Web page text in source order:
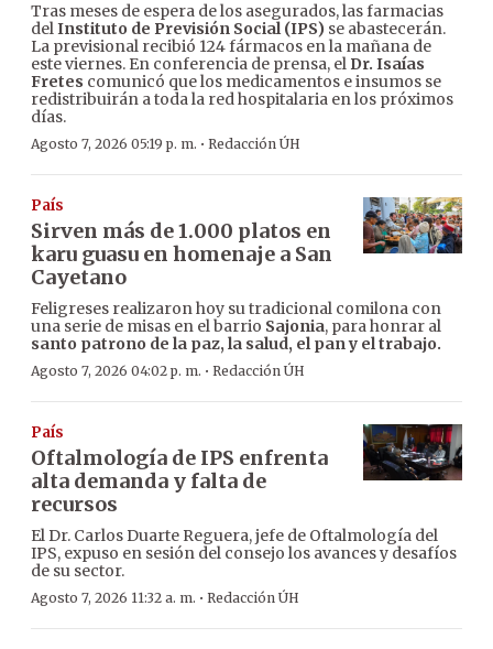
Tras meses de espera de los asegurados, las farmacias
delInstituto de Previsión Social (IPS) se abastecerán.
La previsional recibió 124 fármacos en la mañana de
este viernes. En conferencia de prensa, el Dr. Isaías
Fretes comunicó que los medicamentos e insumos se
redistribuirán a toda la red hospitalaria en los próximos
días.
Agosto 7, 2026 05:19 p. m. · Redacción ÚH
País
Sirven más de 1.000 platos en
karu guasu en homenaje a San
Cayetano
Feligreses realizaron hoy su tradicional comilona con
una serie de misas en el barrio Sajonia, para honrar al
santo patrono de la paz, la salud, el pan y el trabajo.
Agosto 7, 2026 04:02 p. m. · Redacción ÚH
País
Oftalmología de IPS enfrenta
alta demanda y falta de
recursos
El Dr. Carlos Duarte Reguera, jefe de Oftalmología del
IPS, expuso en sesión del consejo los avances y desafíos
de su sector.
Agosto 7, 2026 11:32 a. m. · Redacción ÚH